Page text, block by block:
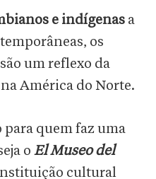
e indígenas a
os
um reflexo da
América do Norte.
para quem faz uma
o El Museo del
cultural